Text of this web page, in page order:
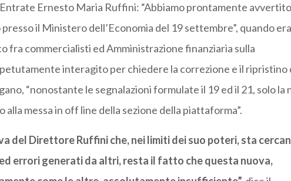
Ernesto Maria Ruffini: “Abbiamo prontamente avvertito
il Ministero dell’Economia del 19 settembre”, quando
fra commercialisti ed Amministrazione finanziaria sulla
interagito per chiedere la correzione e il ripristino
“nonostante le segnalazioni formulate il 19 ed il 21, solo la
messa in off line della sezione della piattaforma”.
del Direttore Ruffini che, nei limiti dei suo poteri, sta
errori generati da altri, resta il fatto che questa nuova,